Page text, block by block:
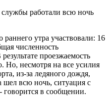
работали всю ночь
утра участвовали: 16
численность
проезжаемость
Но, несмотря на все усилия
из-за ледяного дождя,
шел всю ночь, ситуация с
говорится в сообщении.